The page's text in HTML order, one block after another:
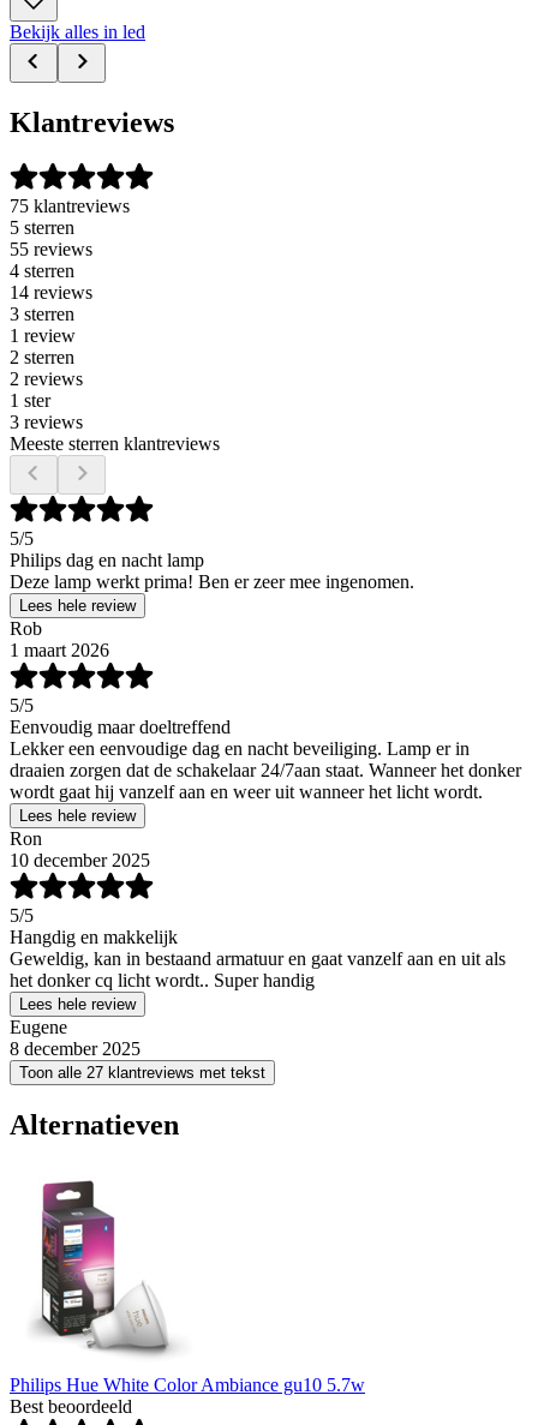
Bekijk alles in led
Klantreviews
75 klantreviews
5 sterren
55 reviews
4 sterren
14 reviews
3 sterren
1 review
2 sterren
2 reviews
1 ster
3 reviews
Meeste sterren klantreviews
5/5
Philips dag en nacht lamp
Deze lamp werkt prima! Ben er zeer mee ingenomen.
Lees hele review
Rob
1 maart 2026
5/5
Eenvoudig maar doeltreffend
Lekker een eenvoudige dag en nacht beveiliging. Lamp er in
draaien zorgen dat de schakelaar 24/7aan staat. Wanneer het donker
wordt gaat hij vanzelf aan en weer uit wanneer het licht wordt.
Lees hele review
Ron
10 december 2025
5/5
Hangdig en makkelijk
Geweldig, kan in bestaand armatuur en gaat vanzelf aan en uit als
het donker cq licht wordt.. Super handig
Lees hele review
Eugene
8 december 2025
Toon alle 27 klantreviews met tekst
Alternatieven
Philips Hue White Color Ambiance gu10 5.7w
Best beoordeeld